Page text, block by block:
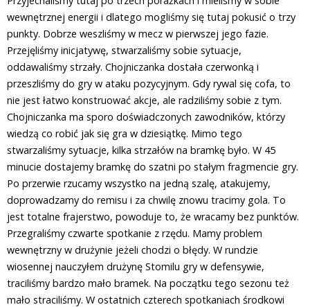
wewnętrznej energii i dlatego mogliśmy się tutaj pokusić o trzy
punkty. Dobrze weszliśmy w mecz w pierwszej jego fazie.
Przejęliśmy inicjatywę, stwarzaliśmy sobie sytuacje,
oddawaliśmy strzały. Chojniczanka dostała czerwonką i
przeszliśmy do gry w ataku pozycyjnym. Gdy rywal się cofa, to
nie jest łatwo konstruować akcje, ale radziliśmy sobie z tym.
Chojniczanka ma sporo doświadczonych zawodników, którzy
wiedzą co robić jak się gra w dziesiątkę. Mimo tego
stwarzaliśmy sytuacje, kilka strzałów na bramkę było. W 45
minucie dostajemy bramkę do szatni po stałym fragmencie gry.
Po przerwie rzucamy wszystko na jedną szalę, atakujemy,
doprowadzamy do remisu i za chwilę znowu tracimy gola. To
jest totalne frajerstwo, powoduje to, że wracamy bez punktów.
Przegraliśmy czwarte spotkanie z rzędu. Mamy problem
wewnętrzny w drużynie jeżeli chodzi o błędy. W rundzie
wiosennej nauczyłem drużynę Stomilu gry w defensywie,
traciliśmy bardzo mało bramek. Na początku tego sezonu też
mało straciliśmy. W ostatnich czterech spotkaniach środkowi